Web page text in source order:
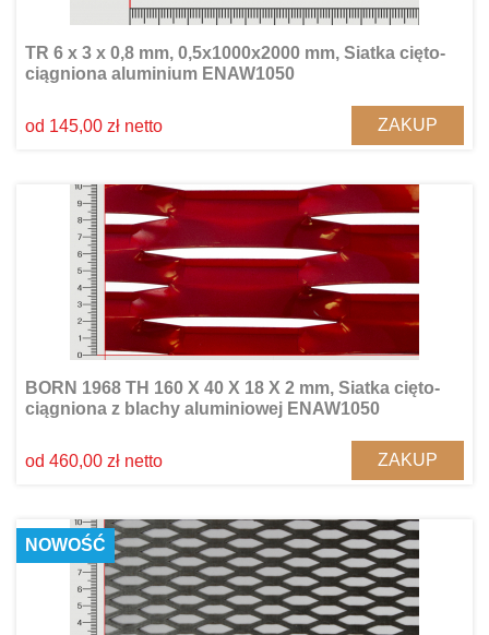
TR 6 x 3 x 0,8 mm, 0,5x1000x2000 mm, Siatka cięto-
ciągniona aluminium ENAW1050
od 145,00 zł netto ZAKUP
BORN 1968 TH 160 X 40 X 18 X 2 mm, Siatka cięto-
ciągniona z blachy aluminiowej ENAW1050
od 460,00 zł netto ZAKUP
NOWOŚĆ